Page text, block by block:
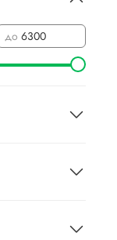
до